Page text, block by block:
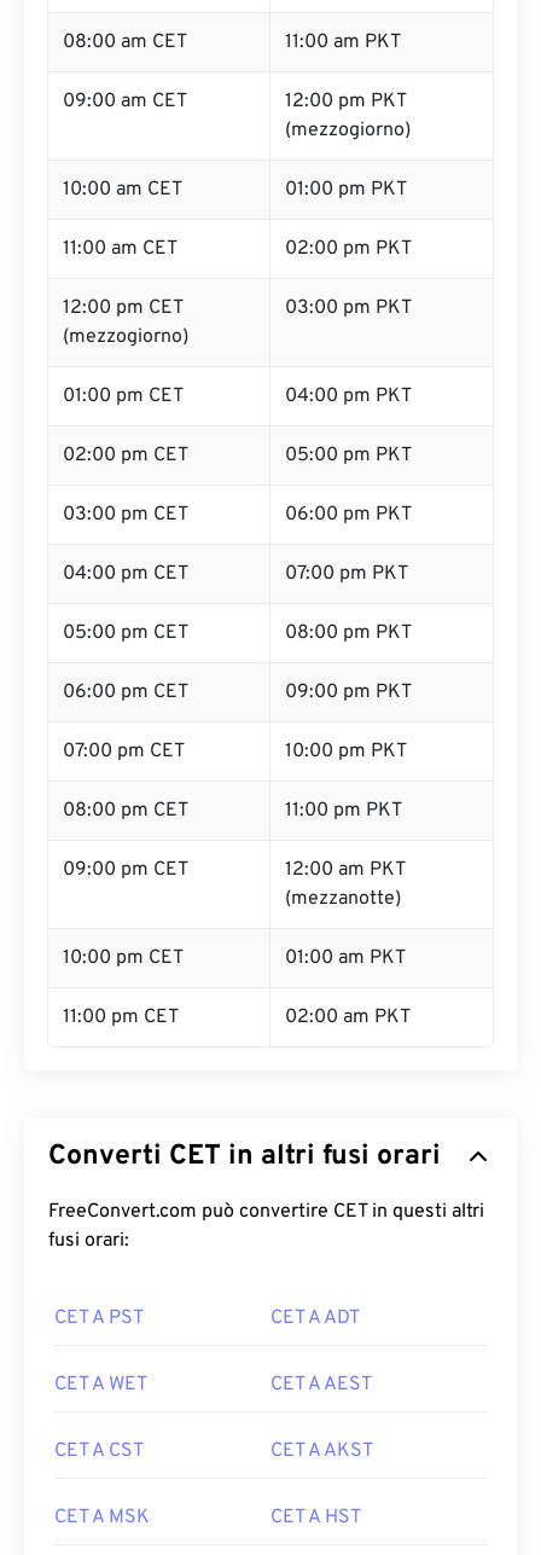
08:00 am CET 11:00 am PKT
09:00 am CET
12:00 pm PKT
(mezzogiorno)
10:00 am CET 01:00 pm PKT
11:00 am CET 02:00 pm PKT
12:00 pm CET
(mezzogiorno)
03:00 pm PKT
01:00 pm CET 04:00 pm PKT
02:00 pm CET 05:00 pm PKT
03:00 pm CET 06:00 pm PKT
04:00 pm CET 07:00 pm PKT
05:00 pm CET 08:00 pm PKT
06:00 pm CET 09:00 pm PKT
07:00 pm CET 10:00 pm PKT
08:00 pm CET 11:00 pm PKT
09:00 pm CET
12:00 am PKT
(mezzanotte)
10:00 pm CET 01:00 am PKT
11:00 pm CET 02:00 am PKT
Converti CET in altri fusi orari
FreeConvert.com può convertire CET in questi altri
fusi orari:
CET A PST CET A ADT
CET A WET CET A AEST
CET A CST CET A AKST
CET A MSK CET A HST